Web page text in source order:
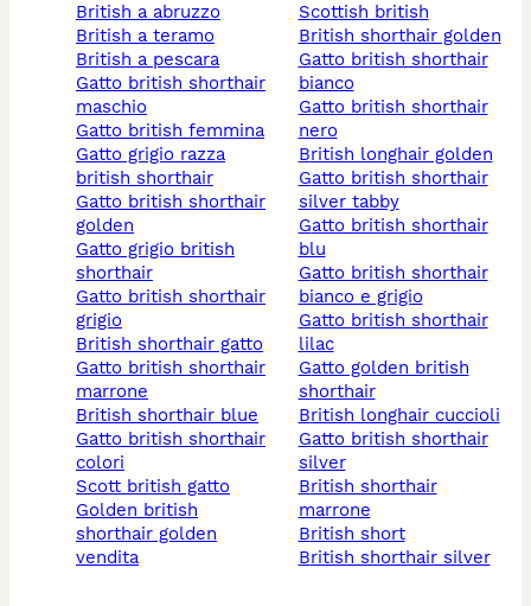
british a abruzzo
british a teramo
british a pescara
gatto british shorthair
maschio
gatto british femmina
gatto grigio razza
british shorthair
gatto british shorthair
golden
gatto grigio british
shorthair
gatto british shorthair
grigio
british shorthair gatto
gatto british shorthair
marrone
british shorthair blue
gatto british shorthair
colori
scott british gatto
golden british
shorthair golden
vendita
scottish british
british shorthair golden
gatto british shorthair
bianco
gatto british shorthair
nero
british longhair golden
gatto british shorthair
silver tabby
gatto british shorthair
blu
gatto british shorthair
bianco e grigio
gatto british shorthair
lilac
gatto golden british
shorthair
british longhair cuccioli
gatto british shorthair
silver
british shorthair
marrone
british short
british shorthair silver